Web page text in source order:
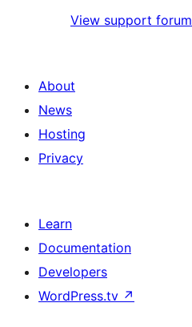
View support forum
About
News
Hosting
Privacy
Learn
Documentation
Developers
WordPress.tv ↗